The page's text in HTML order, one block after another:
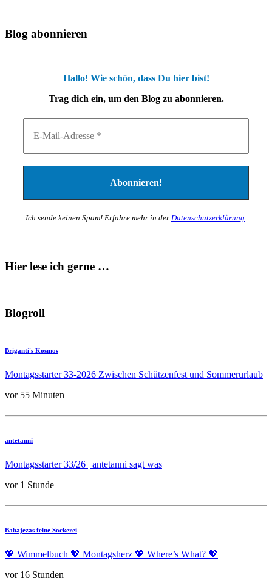
Blog abonnieren
Hallo! Wie schön, dass Du hier bist!
Trag dich ein, um den Blog zu abonnieren.
Ich sende keinen Spam! Erfahre mehr in der Datenschutzerklärung.
Hier lese ich gerne …
Blogroll
Briganti's Kosmos
Montagsstarter 33-2026 Zwischen Schützenfest und Sommerurlaub
vor 55 Minuten
antetanni
Montagsstarter 33/26 | antetanni sagt was
vor 1 Stunde
Babajezas feine Sockerei
💖 Wimmelbuch 💖 Montagsherz 💖 Where’s What? 💖
vor 16 Stunden